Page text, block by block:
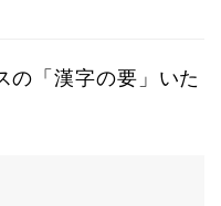
の「漢字の要」いた